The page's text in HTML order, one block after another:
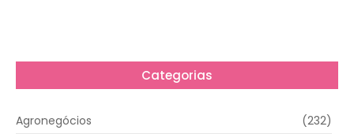
Categorias
Agronegócios
(232)